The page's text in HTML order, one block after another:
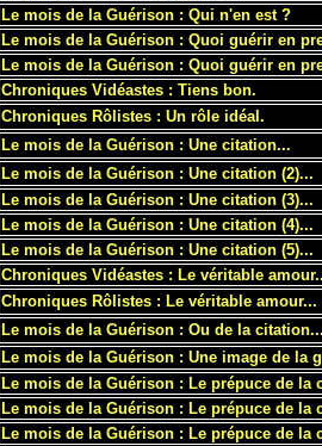
Le mois de la Guérison : Qui n'en est ?
Le mois de la Guérison : Quoi guérir en
Le mois de la Guérison : Quoi guérir en
Chroniques Vidéastes : Tiens bon.
Chroniques Rôlistes : Un rôle idéal.
Le mois de la Guérison : Une citation...
Le mois de la Guérison : Une citation (2)...
Le mois de la Guérison : Une citation (3)...
Le mois de la Guérison : Une citation (4)...
Le mois de la Guérison : Une citation (5)...
Chroniques Vidéastes : Le véritable
Chroniques Rôlistes : Le véritable amour...
Le mois de la Guérison : Ou de la
Le mois de la Guérison : Une image de la
Le mois de la Guérison : Le prépuce de la
Le mois de la Guérison : Le prépuce de la
Le mois de la Guérison : Le prépuce de la